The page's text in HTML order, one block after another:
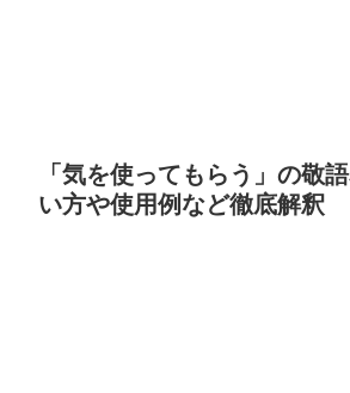
「気を使ってもらう」の敬
い方や使用例など徹底解釈